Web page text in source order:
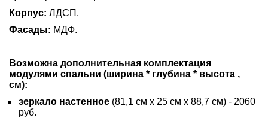
Корпус: ЛДСП.
Фасады: МДФ.
Возможна дополнительная комплектация
модулями спальни (ширина * глубина * высота ,
см):
зеркало настенное (81,1 см х 25 см х 88,7 см) - 2060
руб.